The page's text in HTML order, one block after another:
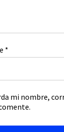
*
mi nombre,